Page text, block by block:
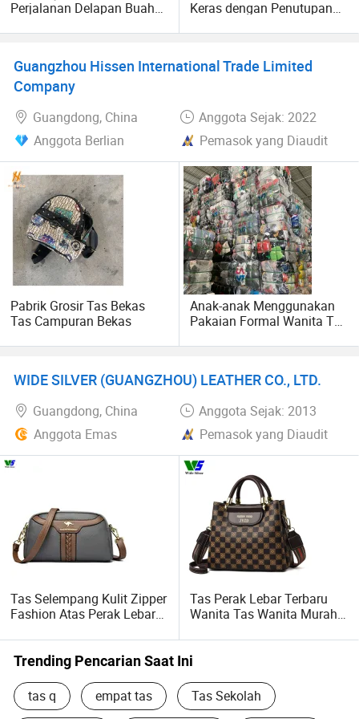
Perjalanan Delapan Buah
Penutup Resleting Pola
Tas Penyimpanan
Keras dengan Penutupan
Ringan Valise Koper
Guangzhou Hissen International Trade Limited
Company
Guangdong, China
Anggota Sejak: 2022
Anggota Berlian
Pemasok yang Diaudit
Pabrik Grosir Tas Bekas
Tas Campuran Bekas
Anak-anak Menggunakan
Pakaian Formal Wanita Tas
WIDE SILVER (GUANGZHOU) LEATHER CO., LTD.
Guangdong, China
Anggota Sejak: 2013
Anggota Emas
Pemasok yang Diaudit
Tas Selempang Kulit Zipper
Fashion Atas Perak Lebar
Tas Perak Lebar Terbaru
Wanita Tas Wanita Murah
Trending Pencarian Saat Ini
tas q empat tas Tas Sekolah